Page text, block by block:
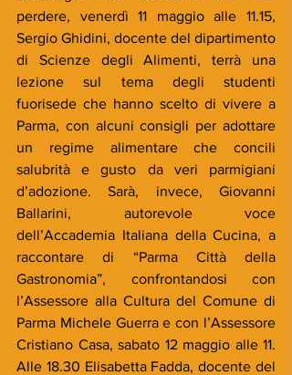
perdere, venerdì 11 maggio alle 11.15,
Sergio Ghidini, docente del dipartimento
di Scienze degli Alimenti, terrà una
lezione sul tema degli studenti
fuorisede che hanno scelto di vivere a
Parma, con alcuni consigli per adottare
un regime alimentare che concili
salubrità e gusto da veri parmigiani
d’adozione. Sarà, invece, Giovanni
Ballarini, autorevole voce
dell’Accademia Italiana della Cucina, a
raccontare di “Parma Città della
Gastronomia”, confrontandosi con
l’Assessore alla Cultura del Comune di
Parma Michele Guerra e con l’Assessore
Cristiano Casa, sabato 12 maggio alle 11.
Alle 18.30 Elisabetta Fadda, docente del